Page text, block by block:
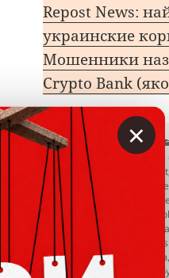
Repost News:
украинские
Мошенники
Сrypto Bank
Опубликовано
06.07.2025 Автор
Вкладер
список
Метки
#днепрэтоофисы ,
@artel.team
@BlackRockbotbot
@diana_polyanska
@JokerDollars
,@Kii666l
@office_ua
@off_hub
@rrr_dp_
@sahsameneg
@viktoraa_h
Big Skeelz
офисы,Днепропетровск Киев,
Одесса
,офисники,
×